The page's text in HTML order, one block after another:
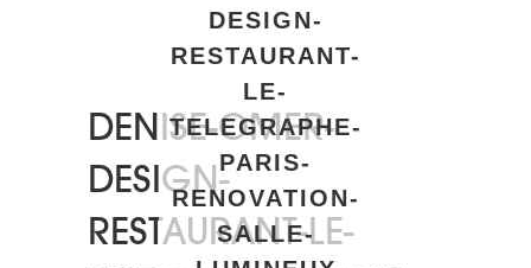
DESIGN-
RESTAURANT-
LE-
TELEGRAPHE-
PARIS-
RENOVATION-
SALLE-
DENISE-OMER-
DESIGN-
RESTAURANT-LE-